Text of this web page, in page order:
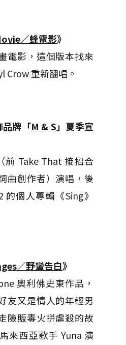
／蜂電影》
電影，這個版本找來
Crow 重新翻唱。
品牌「M & S」夏季宣
前 Take That 接招合
曲創作者）演唱，後
的個人專輯《Sing》
／野蠻告白》
奧利佛史東作品，
友又是情人的年輕男
險販毒火拼虐殺的故
來西亞歌手 Yuna 演